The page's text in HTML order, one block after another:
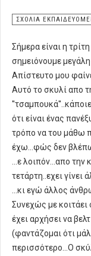
ΣΧΌΛΙΑ
Σήμερα είναι η
σημειόνουμε
Απίστευτο μου
Αυτό το σκυλί απο
ότι είναι ένας
τρόπο να του μάθω
έχω...φώς δεν
...ε λοιπόν...απο
τετάρτη..εχει γίνει
...κι εγώ άλλος
Συνεχώς με
έχει αρχήσει να
(φαντάζομαι ότι
περισσότερο...Ο